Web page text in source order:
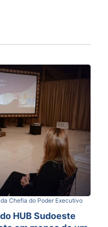
Chefia do Poder Executivo
HUB Sudoeste